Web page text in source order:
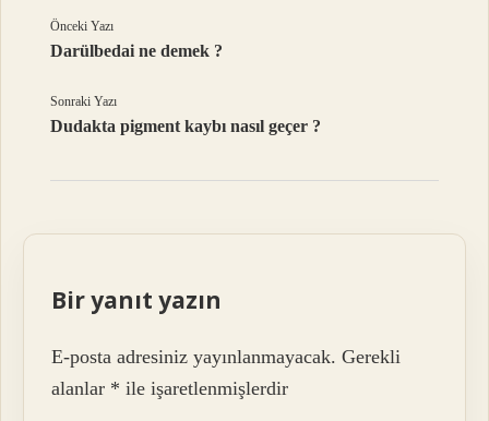
Önceki Yazı
Darülbedai ne demek ?
Sonraki Yazı
Dudakta pigment kaybı nasıl geçer ?
Bir yanıt yazın
E-posta adresiniz yayınlanmayacak. Gerekli
alanlar * ile işaretlenmişlerdir